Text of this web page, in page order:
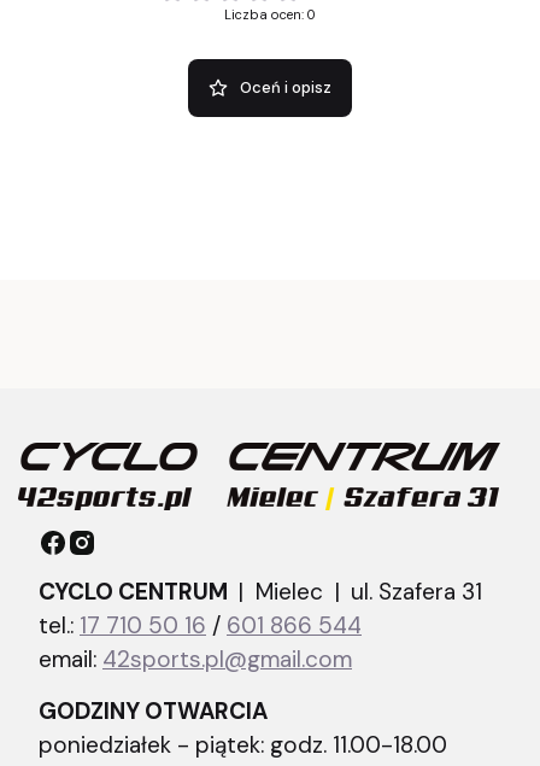
Liczba ocen: 0
Oceń i opisz
CYCLO CENTRUM | Mielec | ul. Szafera 31
tel.: 17 710 50 16 / 601 866 544
email: 42sports.pl@gmail.com
GODZINY OTWARCIA
poniedziałek - piątek: godz. 11.00-18.00